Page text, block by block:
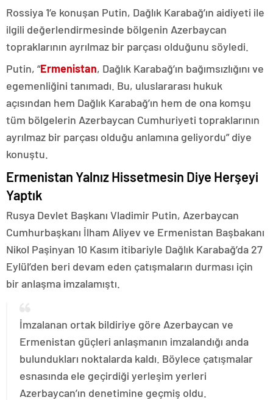
Rossiya 1’e konuşan Putin, Dağlık Karabağ’ın aidiyeti ile
ilgili değerlendirmesinde bölgenin Azerbaycan
topraklarının ayrılmaz bir parçası olduğunu söyledi.
Putin, “Ermenistan, Dağlık Karabağ’ın bağımsızlığını ve
egemenliğini tanımadı. Bu, uluslararası hukuk
açısından hem Dağlık Karabağ’ın hem de ona komşu
tüm bölgelerin Azerbaycan Cumhuriyeti topraklarının
ayrılmaz bir parçası olduğu anlamına geliyordu” diye
konuştu.
Ermenistan Yalnız Hissetmesin Diye Herşeyi
Yaptık
Rusya Devlet Başkanı Vladimir Putin, Azerbaycan
Cumhurbaşkanı İlham Aliyev ve Ermenistan Başbakanı
Nikol Paşinyan 10 Kasım itibariyle Dağlık Karabağ’da 27
Eylül’den beri devam eden çatışmaların durması için
bir anlaşma imzalamıştı.
İmzalanan ortak bildiriye göre Azerbaycan ve
Ermenistan güçleri anlaşmanın imzalandığı anda
bulundukları noktalarda kaldı. Böylece çatışmalar
esnasında ele geçirdiği yerleşim yerleri
Azerbaycan’ın denetimine geçmiş oldu.